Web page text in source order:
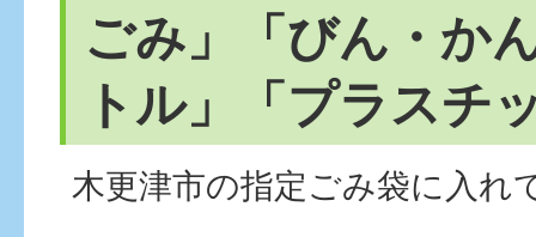
ごみ」「びん・か
トル」「プラスチ
木更津市の指定ごみ袋に入れ